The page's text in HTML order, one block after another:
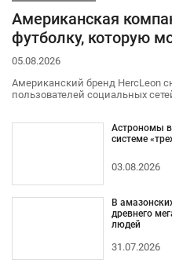
Американская
футболку, которую
05.08.2026
Американский бренд HercLeon
пользователей социальных
Астрономы
системе
03.08.2026
В
древнего
людей
31.07.2026